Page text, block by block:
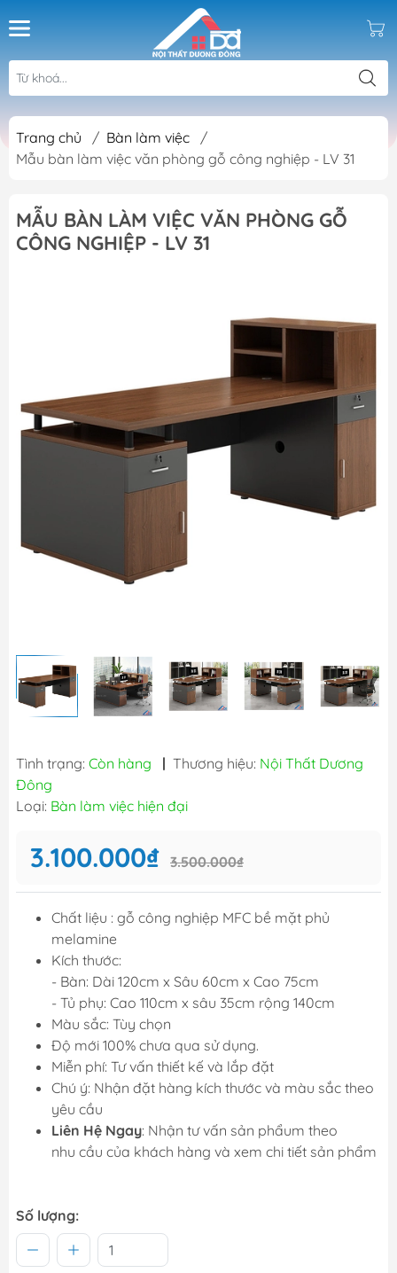
Trang chủ / Bàn làm việc
/
Mẫu bàn làm việc văn phòng gỗ công nghiệp - LV 31
MẪU BÀN LÀM VIỆC VĂN PHÒNG GỖ
CÔNG NGHIỆP - LV 31
Tình trạng: Còn hàng | Thương hiệu: Nội Thất Dương
Đông
Loại: Bàn làm việc hiện đại
3.100.000₫ 3.500.000₫
Chất liệu : gỗ công nghiệp MFC bề mặt phủ
melamine
Kích thước:
- Bàn: Dài 120cm x Sâu 60cm x Cao 75cm
- Tủ phụ: Cao 110cm x sâu 35cm rộng 140cm
Màu sắc: Tùy chọn
Độ mới 100% chưa qua sử dụng.
Miễn phí: Tư vấn thiết kế và lắp đặt
Chú ý: Nhận đặt hàng kích thước và màu sắc theo
yêu cầu
Liên Hệ Ngay: Nhận tư vấn sản phẩum theo
nhu cầu của khách hàng và xem chi tiết sản phẩm
Số lượng: